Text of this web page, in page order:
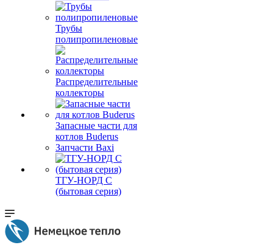
Трубы
полипропиленовые
Распределительные
коллекторы
Запасные части для
котлов Buderus
Запчасти Baxi
ТГУ-НОРД С
(бытовая серия)